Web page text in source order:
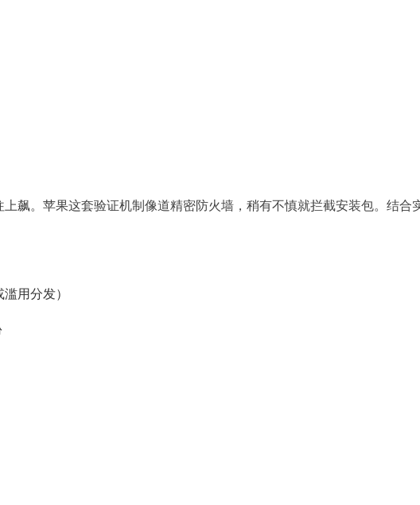
飙。苹果这套验证机制像道精密防火墙，稍有不慎就拦截安装包。结合
用分发）